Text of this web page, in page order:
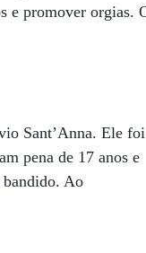
e promover orgias.
Sant’Anna. Ele foi
pena de 17 anos e
bandido. Ao